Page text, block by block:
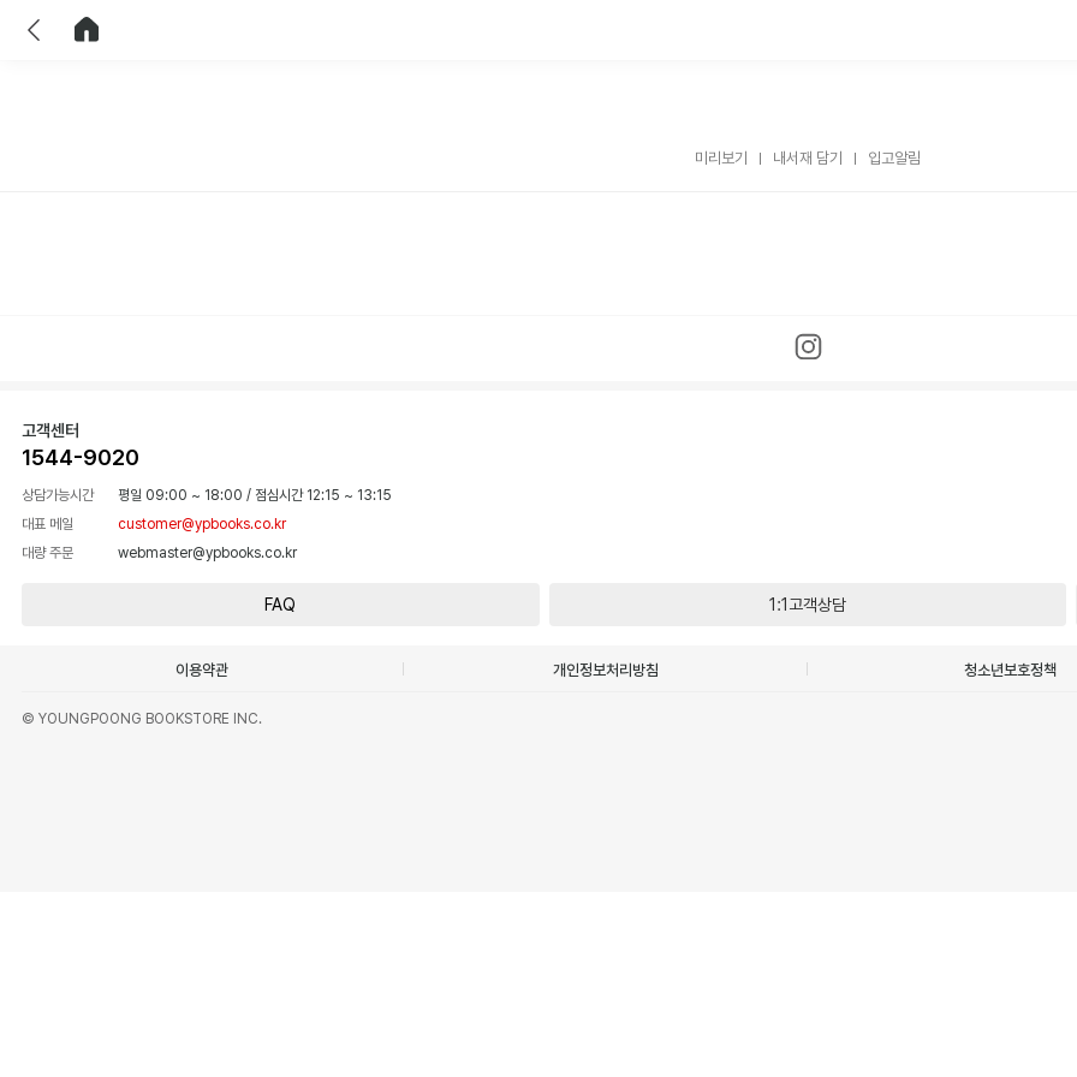
미리보기 내서재 담기 입고알림
고객센터
1544-9020
상담가능시간 평일 09:00 ~ 18:00 / 점심시간 12:15 ~ 13:15
대표 메일
customer@ypbooks.co.kr
대량 주문
webmaster@ypbooks.co.kr
FAQ 1:1고객상담
이용약관 개인정보처리방침 청소년보호정책
© YOUNGPOONG BOOKSTORE INC.